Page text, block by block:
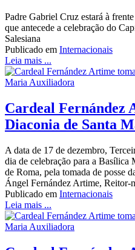
Padre Gabriel Cruz estará à
que antecede a celebração do
Salesiana
Publicado em Internacionais
Leia mais ...
Cardeal Fernández
Diaconia de Santa
A data de 17 de dezembro,
dia de celebração para a
de Roma, pela tomada de posse
Ángel Fernández Artime, Reitor-
Publicado em Internacionais
Leia mais ...